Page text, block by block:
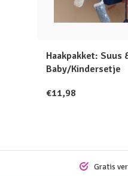
Haakpakket: Suus
Baby/Kindersetje
€11,98
Gratis